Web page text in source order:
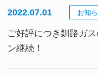
2022.07.01 お知
ご好評につき釧路ガ
ン継続！